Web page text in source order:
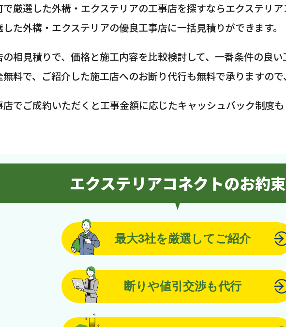
厳選した外構・エクステリアの工事店を探すならエクステリ
た外構・エクステリアの優良工事店に一括見積りができます。
相見積りで、価格と施工内容を比較検討して、一番条件の良
料で、ご紹介した施工店へのお断り代行も無料で承りますの
店でご成約いただくと工事金額に応じたキャッシュバック制度
エクステリアコネクトのお約束
最大3社を厳選してご紹介
断りや値引交渉も代行